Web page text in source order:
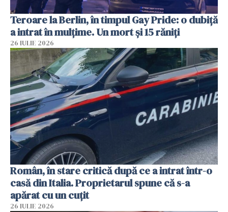
Teroare la Berlin, în timpul Gay Pride: o dubiță
a intrat în mulțime. Un mort și 15 răniți
26 IULIE 2026
Român, în stare critică după ce a intrat într-o
casă din Italia. Proprietarul spune că s-a
apărat cu un cuțit
26 IULIE 2026